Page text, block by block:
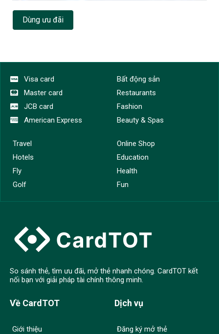
Dùng ưu đãi
Visa card
Master card
JCB card
American Express
Bất động sản
Restaurants
Fashion
Beauty & Spas
Travel
Hotels
Fly
Golf
Online Shop
Education
Health
Fun
So sánh thẻ, tìm ưu đãi, mở thẻ nhanh chóng. CardTOT kết
nối bạn với giải pháp tài chính thông minh.
Về CardTOT
Giới thiệu
Dịch vụ
Đăng ký mở thẻ